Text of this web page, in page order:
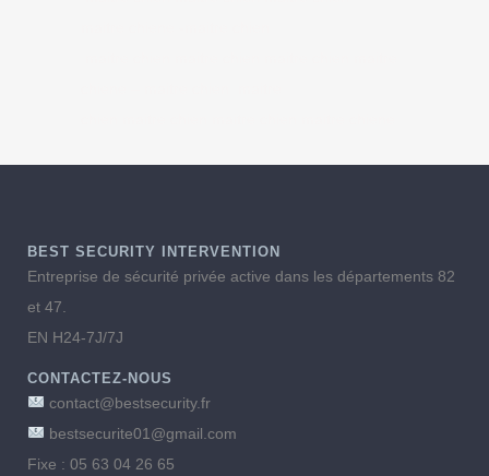
BEST SECURITY INTERVENTION
Entreprise de sécurité privée active dans les départements 82
et 47.
EN H24-7J/7J
CONTACTEZ-NOUS
contact@bestsecurity.fr
bestsecurite01@gmail.com
Fixe : 05 63 04 26 65